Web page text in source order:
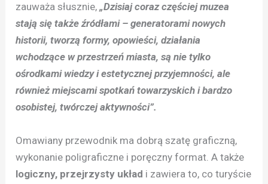
zauważa słusznie,„Dzisiaj coraz częściej muzea
stają się także źródłami – generatorami nowych
historii, tworzą formy, opowieści, działania
wchodzące w przestrzeń miasta, są nie tylko
ośrodkami wiedzy i estetycznej przyjemności, ale
również miejscami spotkań towarzyskich i bardzo
osobistej, twórczej aktywności”.
Omawiany przewodnik ma dobrą szatę graficzną,
wykonanie poligraficzne i poręczny format. A także
logiczny, przejrzysty układ i zawiera to, co turyście